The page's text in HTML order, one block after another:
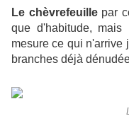
Le chèvrefeuille par
que d'habitude,
mesure ce qui n'arrive
branches déjà